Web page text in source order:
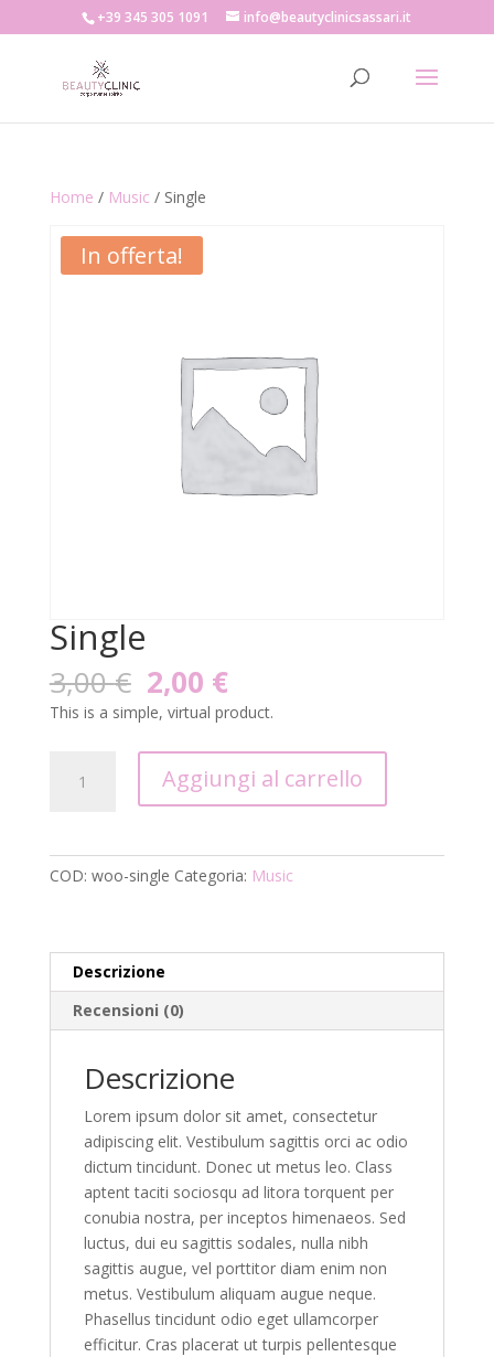
+39 345 305 1091 info@beautyclinicsassari.it
Home / Music / Single
In offerta!
Single
3,00€ Il
prezzo
originale
era:
3,00 €.
2,00 €Il
prezzo
attuale
è:
2,00 €.
This is a simple, virtual product.
quantità
Aggiungi al carrello
COD: woo-single Categoria: Music
Descrizione
Recensioni (0)
Descrizione
Lorem ipsum dolor sit amet, consectetur
adipiscing elit. Vestibulum sagittis orci ac odio
dictum tincidunt. Donec ut metus leo. Class
aptent taciti sociosqu ad litora torquent per
conubia nostra, per inceptos himenaeos. Sed
luctus, dui eu sagittis sodales, nulla nibh
sagittis augue, vel porttitor diam enim non
metus. Vestibulum aliquam augue neque.
Phasellus tincidunt odio eget ullamcorper
efficitur. Cras placerat ut turpis pellentesque